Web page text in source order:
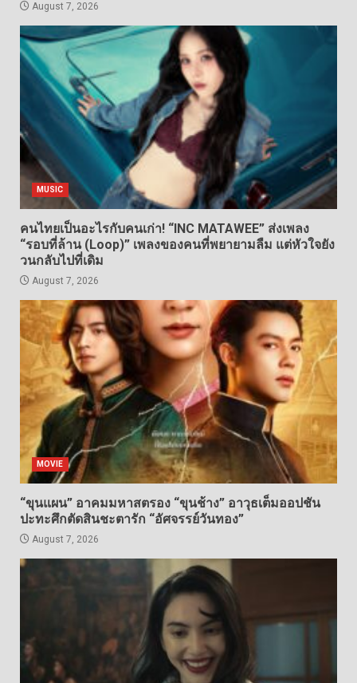
August 7, 2026
MUSIC
คนไทยเป็นอะไรกับคนเก่า! “INC MATAWEE” ส่งเพลง
“รอบที่ล้าน (Loop)” เพลงของคนที่พยายามลืม แต่หัวใจยัง
วนกลับไปที่เดิม
August 7, 2026
MOVIE
“ขุนแผน” อาคมมหาสตรอง “ขุนช้าง” อาวุธเต็มออปชัน
ปะทะศึกตัดสินชะตารัก “อัศจรรย์วันทอง”
August 7, 2026